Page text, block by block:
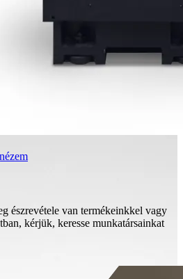
észrevétele van termékeinkkel vagy
kérjük, keresse munkatársainkat